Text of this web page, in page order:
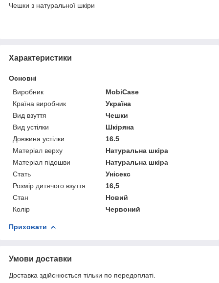
Чешки з натуральної шкіри
Характеристики
Основні
Виробник
MobiCase
Країна виробник
Україна
Вид взуття
Чешки
Вид устілки
Шкіряна
Довжина устілки
16.5
Матеріал верху
Натуральна шкіра
Матеріал підошви
Натуральна шкіра
Стать
Унісекс
Розмір дитячого взуття
16,5
Стан
Новий
Колір
Червоний
Приховати
Умови доставки
Доставка здійснюється тільки по передоплаті.